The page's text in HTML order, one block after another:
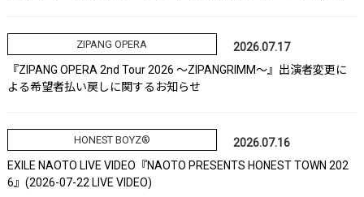
ZIPANG OPERA
2026.07.17
『ZIPANG OPERA 2nd Tour 2026 ～ZIPANGRIMM～』出演者変更に
よる希望者払い戻しに関するお知らせ
HONEST BOYZ®
2026.07.16
EXILE NAOTO LIVE VIDEO『NAOTO PRESENTS HONEST TOWN 202
6』(2026-07-22 LIVE VIDEO)